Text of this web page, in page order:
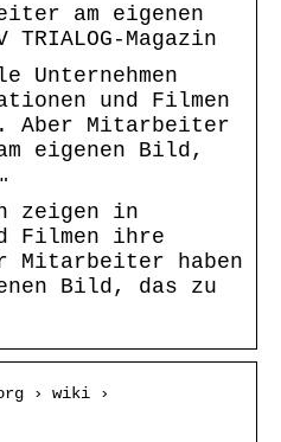
am eigenen
Magazin
Unternehmen
und Filmen
Aber Mitarbeiter
eigenen Bild,
zeigen in
Filmen ihre
Mitarbeiter haben
Bild, das zu
› wiki ›